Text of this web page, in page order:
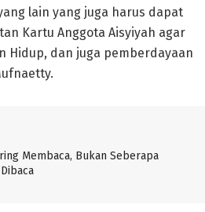
lain yang juga harus dapat
Kartu Anggota Aisyiyah agar
Hidup, dan juga pemberdayaan
Membaca, Bukan Seberapa